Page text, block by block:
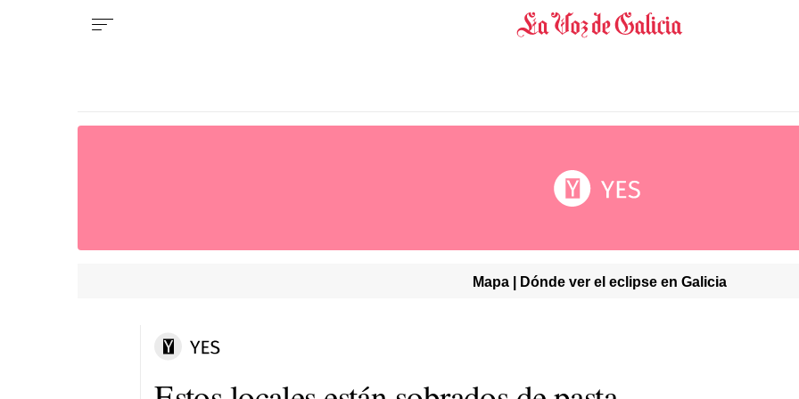
Mapa | Dónde ver el eclipse en Galicia